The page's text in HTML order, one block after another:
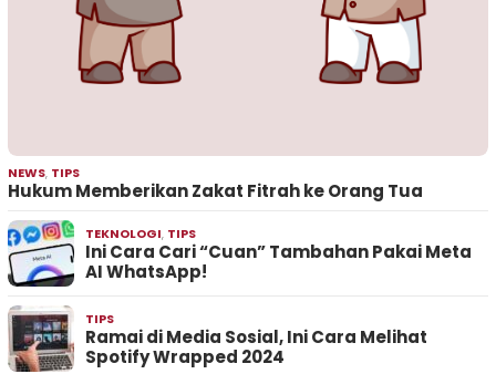
NEWS, TIPS
Hukum Memberikan Zakat Fitrah ke Orang Tua
TEKNOLOGI, TIPS
Ini Cara Cari “Cuan” Tambahan Pakai Meta
AI WhatsApp!
TIPS
Ramai di Media Sosial, Ini Cara Melihat
Spotify Wrapped 2024